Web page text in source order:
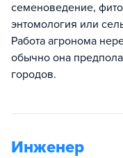
семеноведение,
энтомология или
Работа агронома
обычно она
городов.
Инженер